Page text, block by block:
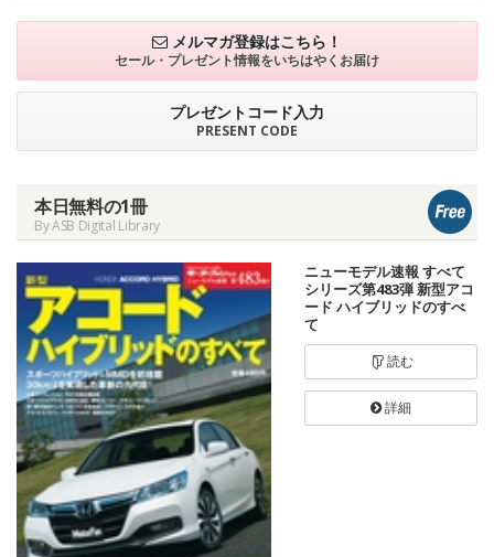
メルマガ登録はこちら！
セール・プレゼント情報をいちはやくお届け
プレゼントコード入力
PRESENT CODE
本日無料の1冊
By ASB Digital Library
ニューモデル速報 すべて
シリーズ第483弾 新型アコ
ード ハイブリッドのすべ
て
読む
詳細